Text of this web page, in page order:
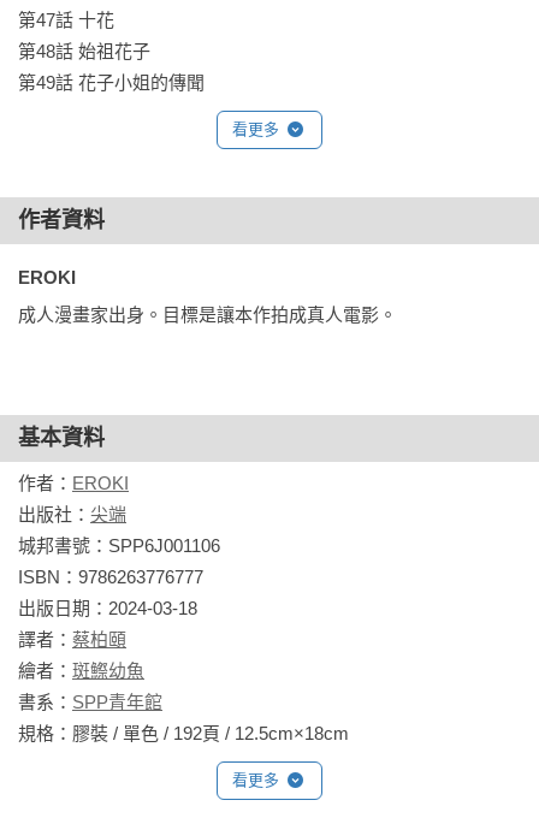
第47話 十花
第48話 始祖花子
第49話 花子小姐的傳聞
看更多
作者資料
EROKI
成人漫畫家出身。目標是讓本作拍成真人電影。
基本資料
作者： EROKI
出版社： 尖端
城邦書號：SPP6J001106
ISBN：9786263776777
出版日期：2024-03-18
譯者： 蔡柏頤
繪者： 斑鰶幼魚
書系： SPP青年館
規格：膠裝 / 單色 / 192頁 / 12.5cm×18cm
看更多